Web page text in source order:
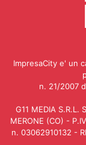
ImpresaCity e' un
n. 21/2007
G11 MEDIA S.R.L.
MERONE (CO) -
n. 03062910132 -